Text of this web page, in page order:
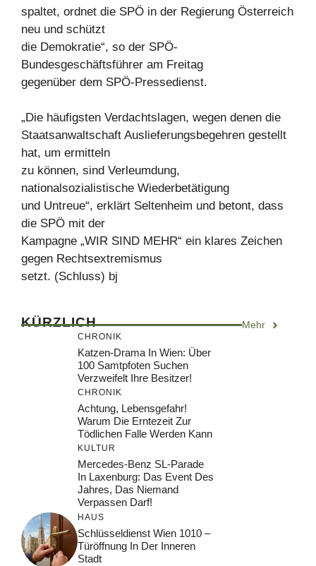
spaltet, ordnet die SPÖ in der Regierung Österreich
neu und schützt
die Demokratie“, so der SPÖ-
Bundesgeschäftsführer am Freitag
gegenüber dem SPÖ-Pressedienst.
„Die häufigsten Verdachtslagen, wegen denen die
Staatsanwaltschaft Auslieferungsbegehren gestellt
hat, um ermitteln
zu können, sind Verleumdung,
nationalsozialistische Wiederbetätigung
und Untreue“, erklärt Seltenheim und betont, dass
die SPÖ mit der
Kampagne „WIR SIND MEHR“ ein klares Zeichen
gegen Rechtsextremismus
setzt. (Schluss) bj
KÜRZLICH Mehr
CHRONIK
Katzen-Drama In Wien: Über
100 Samtpfoten Suchen
Verzweifelt Ihre Besitzer!
CHRONIK
Achtung, Lebensgefahr!
Warum Die Erntezeit Zur
Tödlichen Falle Werden Kann
KULTUR
Mercedes-Benz SL-Parade
In Laxenburg: Das Event Des
Jahres, Das Niemand
Verpassen Darf!
HAUS
Schlüsseldienst Wien 1010 –
Türöffnung In Der Inneren
Stadt